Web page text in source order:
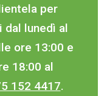
per
dal lunedì al
ore 13:00 e
18:00 al
152 4417.